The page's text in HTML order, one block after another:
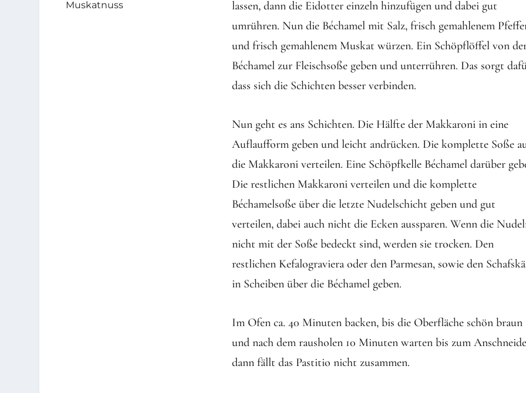
Muskatnuss
lassen, dann die Eidotter einzeln hinzufügen und dabei gut
umrühren. Nun die Béchamel mit Salz, frisch gemahlenem
und frisch gemahlenem Muskat würzen. Ein Schöpflöffel von
Béchamel zur Fleischsoße geben und unterrühren. Das sorgt
dass sich die Schichten besser verbinden.
Nun geht es ans Schichten. Die Hälfte der Makkaroni in eine
Auflaufform geben und leicht andrücken. Die komplette Soße
die Makkaroni verteilen. Eine Schöpfkelle Béchamel darüber
Die restlichen Makkaroni verteilen und die komplette
Béchamelsoße über die letzte Nudelschicht geben und gut
verteilen, dabei auch nicht die Ecken aussparen. Wenn die
nicht mit der Soße bedeckt sind, werden sie trocken. Den
restlichen Kefalograviera oder den Parmesan, sowie den
in Scheiben über die Béchamel geben.
Im Ofen ca. 40 Minuten backen, bis die Oberfläche schön braun
und nach dem rausholen 10 Minuten warten bis zum
dann fällt das Pastitio nicht zusammen.